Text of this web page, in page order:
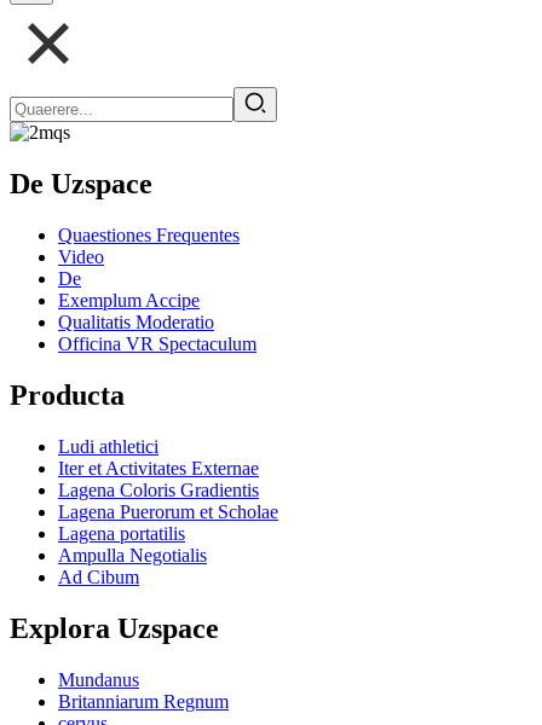
De Uzspace
Quaestiones Frequentes
Video
De
Exemplum Accipe
Qualitatis Moderatio
Officina VR Spectaculum
Producta
Ludi athletici
Iter et Activitates Externae
Lagena Coloris Gradientis
Lagena Puerorum et Scholae
Lagena portatilis
Ampulla Negotialis
Ad Cibum
Explora Uzspace
Mundanus
Britanniarum Regnum